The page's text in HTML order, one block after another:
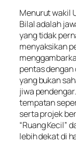
Menurut wakil
Bilal adalah
yang tidak
menyaksikan
pentas
yang bukan
jiwa
tempatan
serta projek
“Ruang Kecil”
lebih dekat di